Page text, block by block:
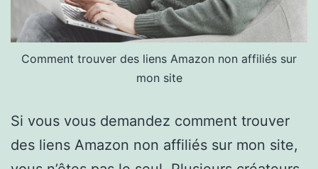
Comment trouver des liens Amazon non affiliés sur
mon site
Si vous vous demandez comment trouver
des liens Amazon non affiliés sur mon site,